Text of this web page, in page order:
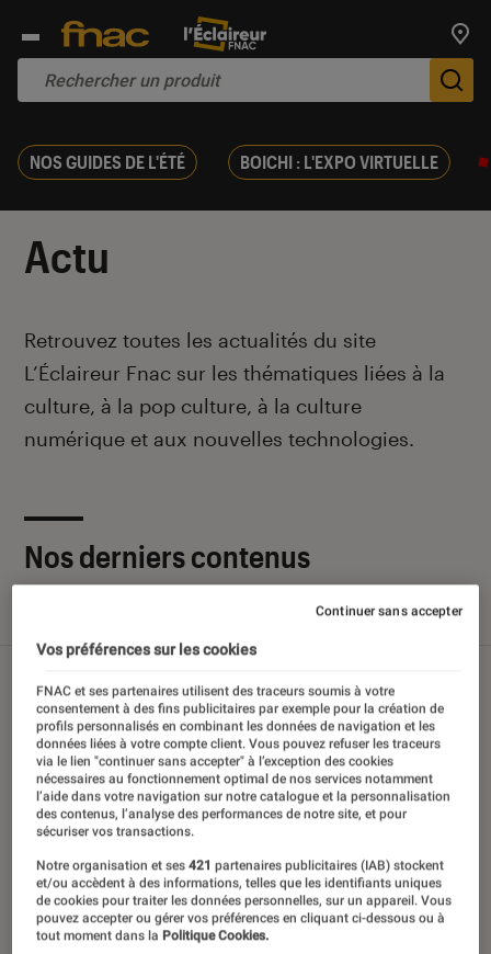
NOS GUIDES DE L'ÉTÉ BOICHI : L'EXPO VIRTUELLE
Actu
Introduction
Retrouvez toutes les actualités du site
L’Éclaireur Fnac sur les thématiques liées à la
culture, à la pop culture, à la culture
numérique et aux nouvelles technologies.
Nos derniers contenus
Sélections et guides Tests
Vos préférences sur les cookies
FNAC et ses partenaires utilisent des traceurs soumis à votre
consentement à des fins publicitaires par exemple pour la création de
profils personnalisés en combinant les données de navigation et les
données liées à votre compte client. Vous pouvez refuser les traceurs
via le lien "continuer sans accepter" à l’exception des cookies
nécessaires au fonctionnement optimal de nos services notamment
l’aide dans votre navigation sur notre catalogue et la personnalisation
des contenus, l’analyse des performances de notre site, et pour
sécuriser vos transactions.
Notre organisation et ses421 partenaires publicitaires (IAB) stockent
et/ou accèdent à des informations, telles que les identifiants uniques
de cookies pour traiter les données personnelles, sur un appareil. Vous
pouvez accepter ou gérer vos préférences en cliquant ci-dessous ou à
tout moment dans la Politique Cookies.
Continuer sans accepter